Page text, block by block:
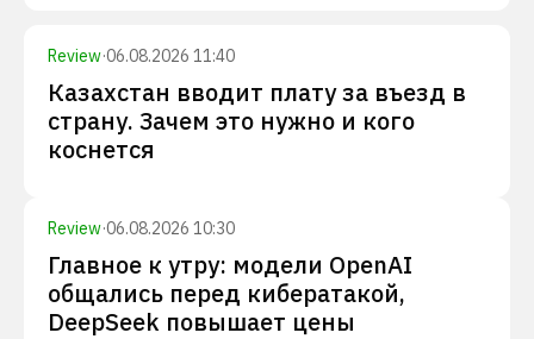
Review·06.08.2026 11:40
Казахстан вводит плату за въезд в
страну. Зачем это нужно и кого
коснется
Review·06.08.2026 10:30
Главное к утру: модели OpenAI
общались перед кибератакой,
DeepSeek повышает цены